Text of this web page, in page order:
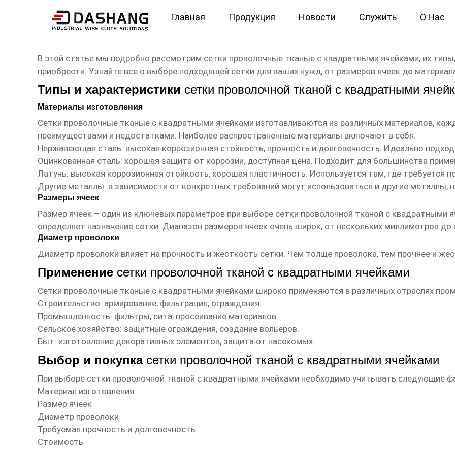
Главная Продукция Новости Служить О Нас
сетки проволочные тканые с квадратными
В этой статье мы подробно рассмотрим сетки проволочные тканые с квадратными ячейками, их
приобрести. Узнайте все о выборе подходящей сетки для ваших нужд, от размеров ячеек до
Типы и характеристики сетки проволочной тканой с квадратными
Материалы изготовления
Сетки проволочные тканые с квадратными ячейками изготавливаются из различных материалов,
преимуществами и недостатками. Наиболее распространенные материалы включают в себя:
Нержавеющая сталь: высокая коррозионная стойкость, прочность и долговечность. Идеально
Оцинкованная сталь: хорошая защита от коррозии, доступная цена. Подходит для большинства
Латунь: высокая коррозионная стойкость, хорошая пластичность. Используется там, где требуется
Другие металлы: в зависимости от конкретных требований могут использоваться и другие металлы,
Размеры ячеек
Размер ячеек – один из ключевых параметров при выборе сетки проволочной тканой с квадратными
определяет назначение сетки. Диапазон размеров ячеек очень широк, от нескольких миллиметров до
Диаметр проволоки
Диаметр проволоки влияет на прочность и жесткость сетки. Чем толще проволока, тем прочнее и
Применение сетки проволочной тканой с квадратными ячейками
Сетки проволочные тканые с квадратными ячейками широко применяются в различных отраслях
Строительство: армирование, фильтрация, ограждения.
Промышленность: фильтры, сита, просеивание материалов.
Сельское хозяйство: защитные ограждения, создание вольеров.
Быт: изготовление декоративных элементов, защита от насекомых.
Выбор и покупка сетки проволочной тканой с квадратными ячейками
При выборе сетки проволочной тканой с квадратными ячейками необходимо учитывать следующие
Материал изготовления
Размер ячеек
Диаметр проволоки
Требуемая прочность и долговечность
Стоимость